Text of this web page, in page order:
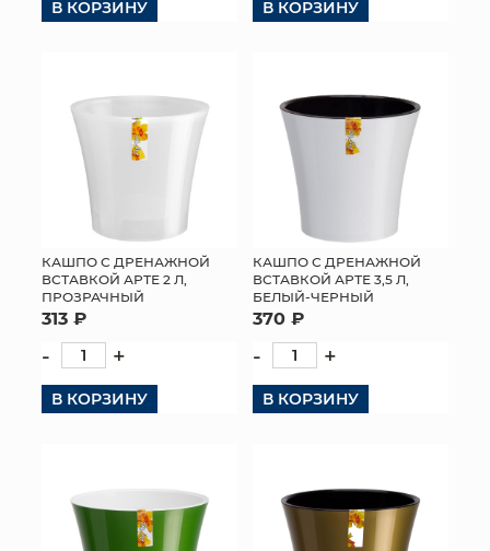
В КОРЗИНУ В КОРЗИНУ
КАШПО С ДРЕНАЖНОЙ
ВСТАВКОЙ АРТЕ 2 Л,
ПРОЗРАЧНЫЙ
313 ₽
- +
В КОРЗИНУ
КАШПО С ДРЕНАЖНОЙ
ВСТАВКОЙ АРТЕ 3,5 Л,
БЕЛЫЙ-ЧЕРНЫЙ
370 ₽
- +
В КОРЗИНУ